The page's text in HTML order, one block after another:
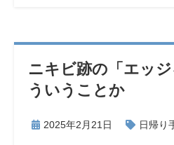
ニキビ跡の「エッ
ういうことか
2025年2月21日 日帰り